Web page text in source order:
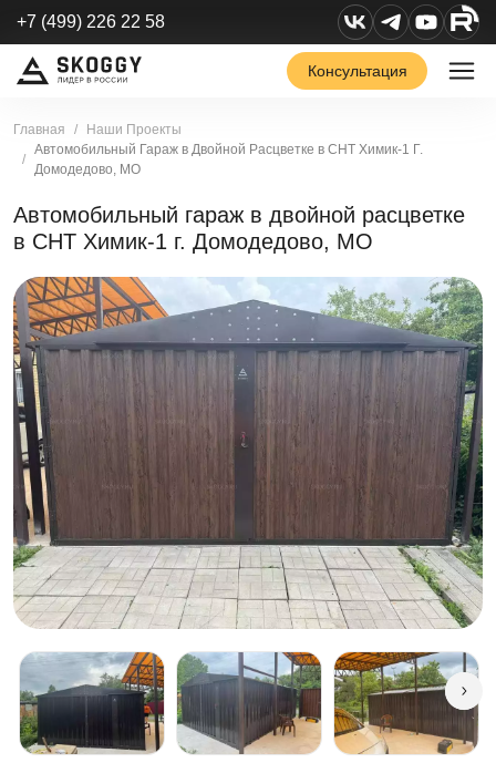
+7 (499) 226 22 58
Консультация
Главная
Наши Проекты
Автомобильный Гараж в Двойной Расцветке в СНТ Химик-1 Г.
Домодедово, МО
Автомобильный гараж в двойной расцветке
в СНТ Химик-1 г. Домодедово, МО